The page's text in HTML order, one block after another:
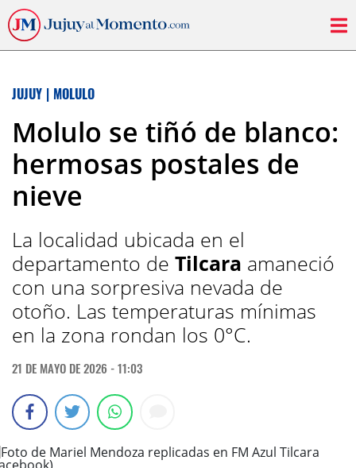
JUJUY | MOLULO
Molulo se tiñó de blanco:
hermosas postales de
nieve
La localidad ubicada en el
departamento de Tilcara amaneció
con una sorpresiva nevada de
otoño. Las temperaturas mínimas
en la zona rondan los 0°C.
21 DE MAYO DE 2026 - 11:03